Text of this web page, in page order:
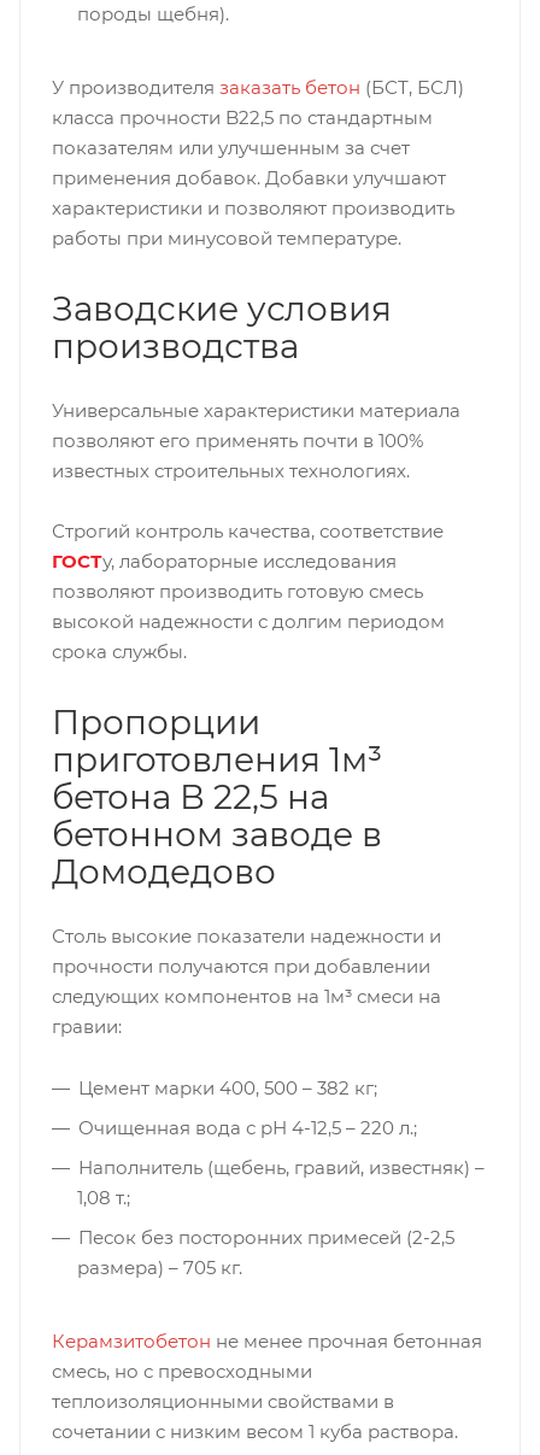
породы щебня).
У производителя заказать бетон (БСТ, БСЛ)
класса прочности B22,5 по стандартным
показателям или улучшенным за счет
применения добавок. Добавки улучшают
характеристики и позволяют производить
работы при минусовой температуре.
Заводские условия
производства
Универсальные характеристики материала
позволяют его применять почти в 100%
известных строительных технологиях.
Строгий контроль качества, соответствие
ГОСТу, лабораторные исследования
позволяют производить готовую смесь
высокой надежности с долгим периодом
срока службы.
Пропорции
приготовления 1м³
бетона В 22,5 на
бетонном заводе в
Домодедово
Столь высокие показатели надежности и
прочности получаются при добавлении
следующих компонентов на 1м³ смеси на
гравии:
Цемент марки 400, 500 – 382 кг;
Очищенная вода с рН 4-12,5 – 220 л.;
Наполнитель (щебень, гравий, известняк) –
1,08 т.;
Песок без посторонних примесей (2-2,5
размера) – 705 кг.
Керамзитобетон не менее прочная бетонная
смесь, но с превосходными
теплоизоляционными свойствами в
сочетании с низким весом 1 куба раствора.